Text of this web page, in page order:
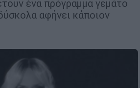
ένα πρόγραμμα γεμάτο
αφήνει κάποιον